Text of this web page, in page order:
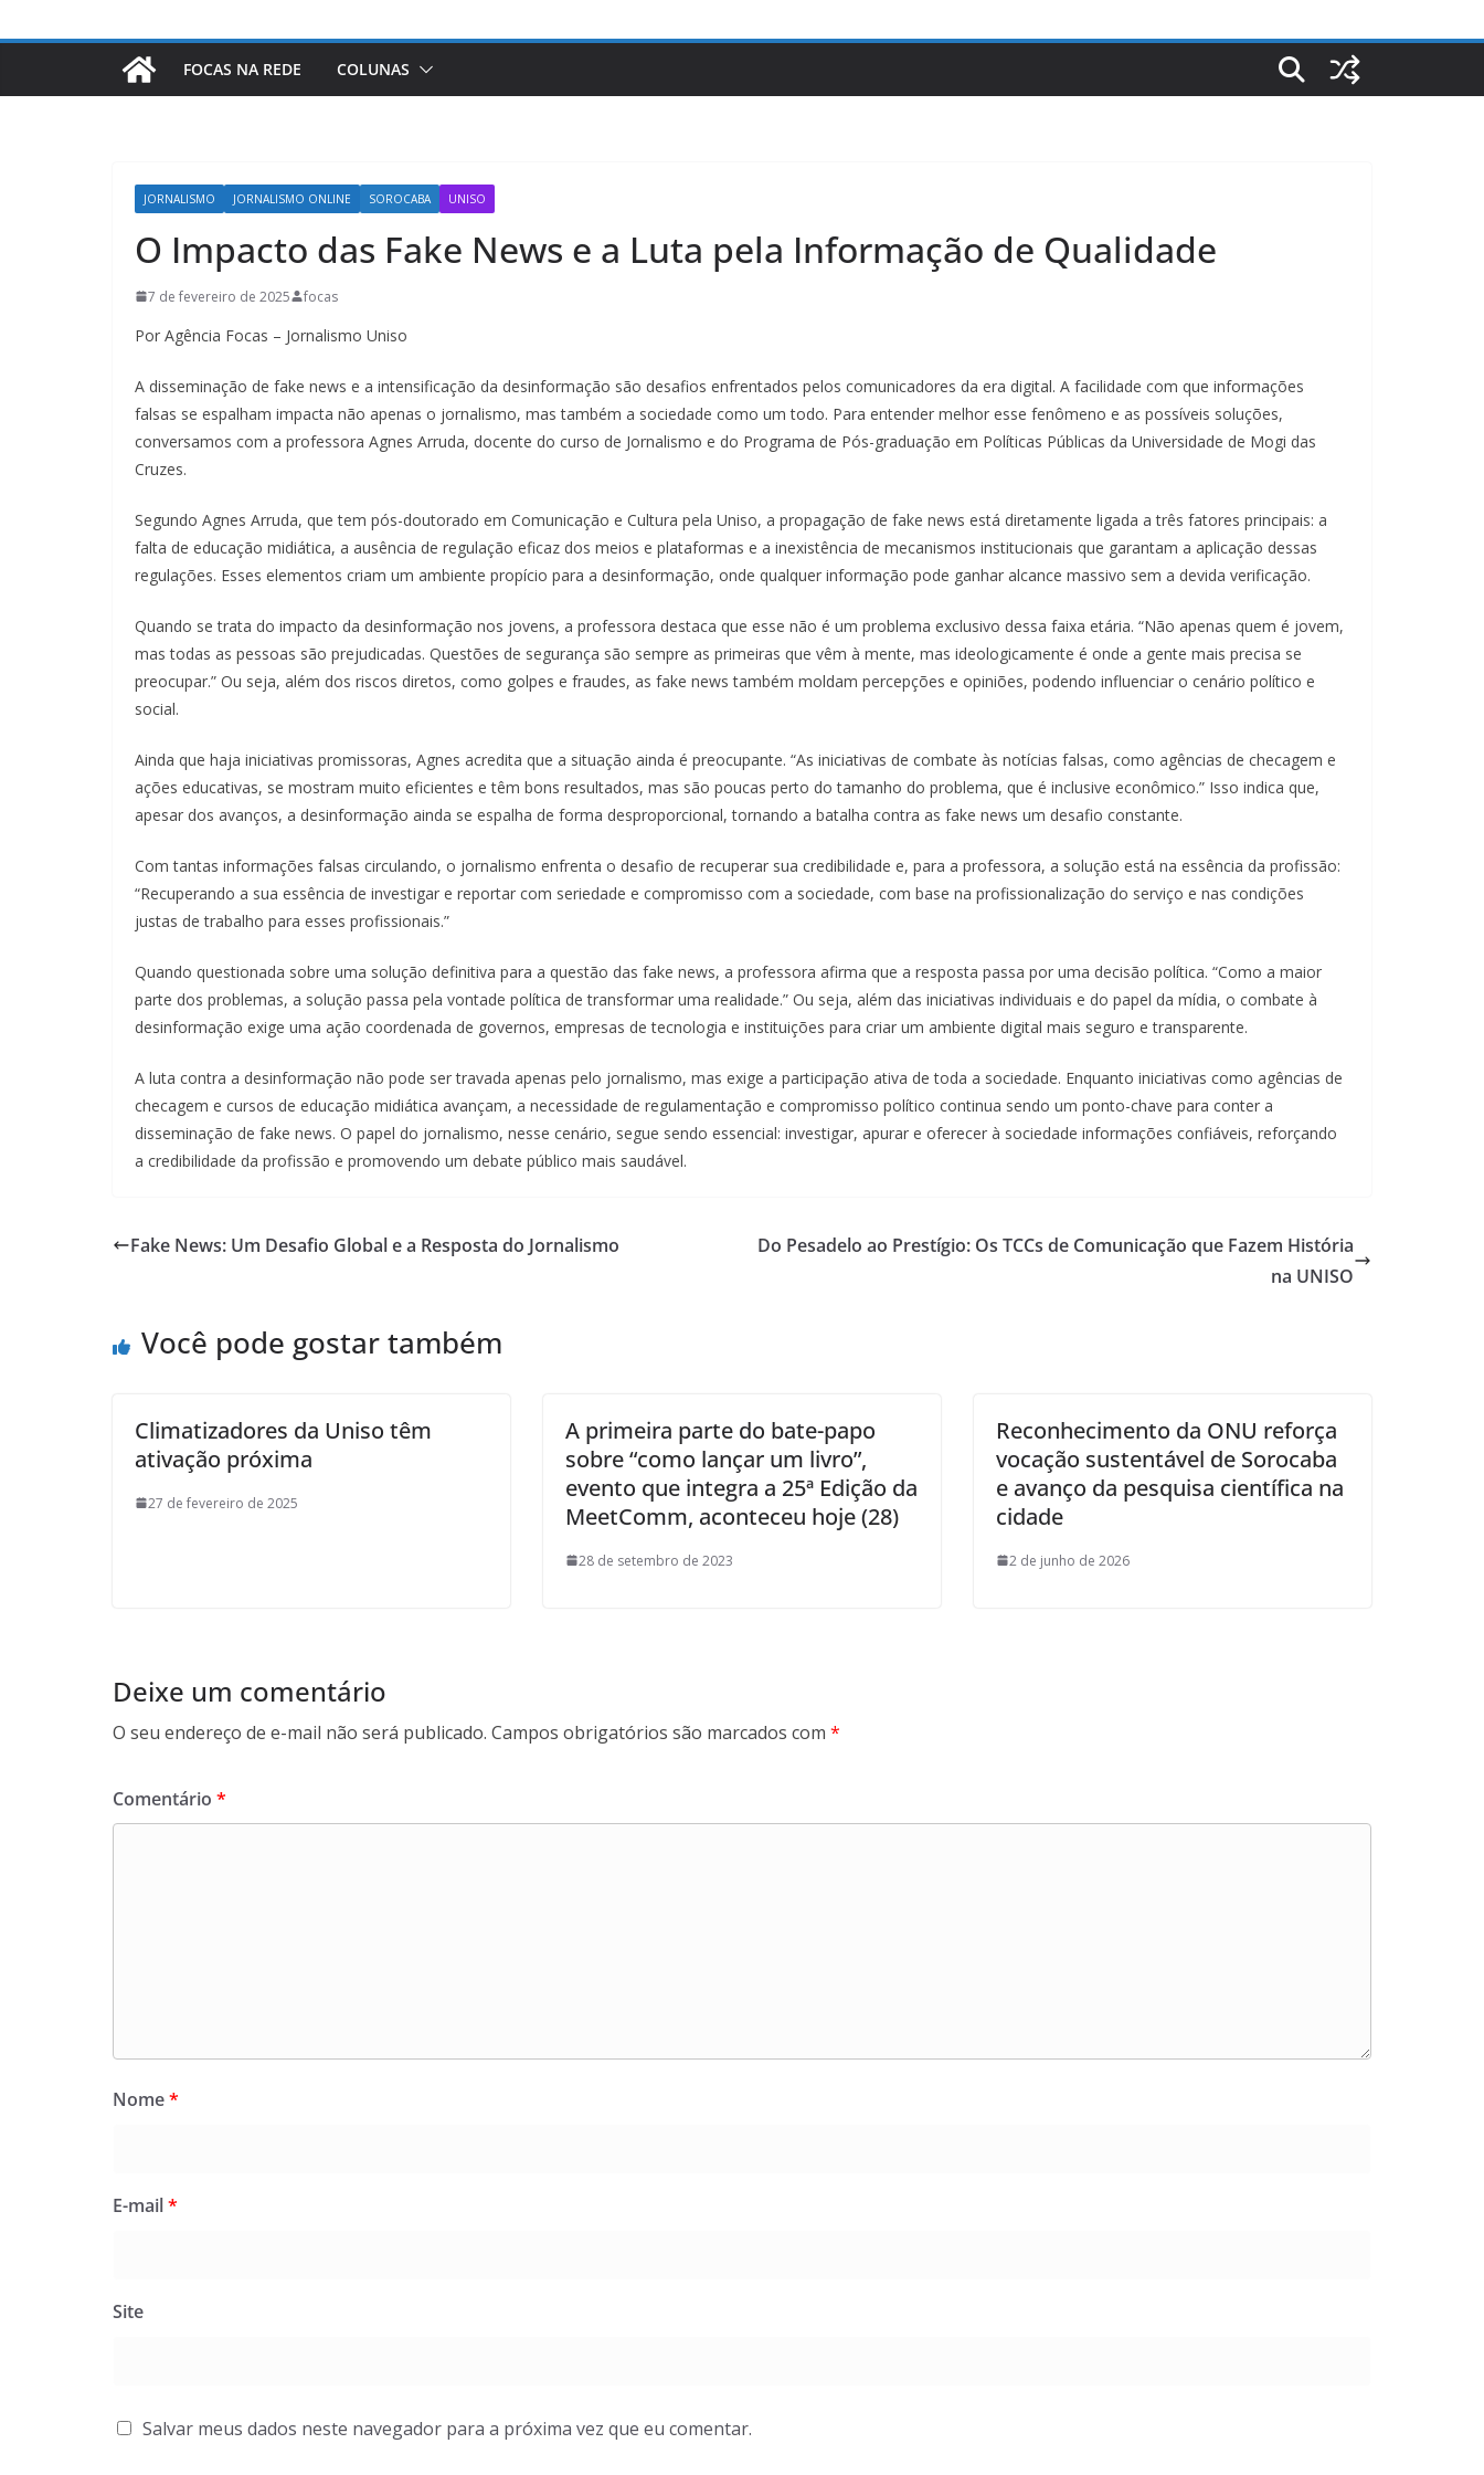
FOCAS NA REDE COLUNAS
JORNALISMO JORNALISMO ONLINE SOROCABA UNISO
O Impacto das Fake News e a Luta pela Informação de Qualidade
7 de fevereiro de 2025 focas
Por Agência Focas – Jornalismo Uniso
A disseminação de fake news e a intensificação da desinformação são desafios enfrentados pelos comunicadores da era digital. A facilidade com que informações
falsas se espalham impacta não apenas o jornalismo, mas também a sociedade como um todo. Para entender melhor esse fenômeno e as possíveis soluções,
conversamos com a professora Agnes Arruda, docente do curso de Jornalismo e do Programa de Pós-graduação em Políticas Públicas da Universidade de Mogi das
Cruzes.
Segundo Agnes Arruda, que tem pós-doutorado em Comunicação e Cultura pela Uniso, a propagação de fake news está diretamente ligada a três fatores principais: a
falta de educação midiática, a ausência de regulação eficaz dos meios e plataformas e a inexistência de mecanismos institucionais que garantam a aplicação dessas
regulações. Esses elementos criam um ambiente propício para a desinformação, onde qualquer informação pode ganhar alcance massivo sem a devida verificação.
Quando se trata do impacto da desinformação nos jovens, a professora destaca que esse não é um problema exclusivo dessa faixa etária. “Não apenas quem é jovem,
mas todas as pessoas são prejudicadas. Questões de segurança são sempre as primeiras que vêm à mente, mas ideologicamente é onde a gente mais precisa se
preocupar.” Ou seja, além dos riscos diretos, como golpes e fraudes, as fake news também moldam percepções e opiniões, podendo influenciar o cenário político e
social.
Ainda que haja iniciativas promissoras, Agnes acredita que a situação ainda é preocupante. “As iniciativas de combate às notícias falsas, como agências de checagem e
ações educativas, se mostram muito eficientes e têm bons resultados, mas são poucas perto do tamanho do problema, que é inclusive econômico.” Isso indica que,
apesar dos avanços, a desinformação ainda se espalha de forma desproporcional, tornando a batalha contra as fake news um desafio constante.
Com tantas informações falsas circulando, o jornalismo enfrenta o desafio de recuperar sua credibilidade e, para a professora, a solução está na essência da profissão:
“Recuperando a sua essência de investigar e reportar com seriedade e compromisso com a sociedade, com base na profissionalização do serviço e nas condições
justas de trabalho para esses profissionais.”
Quando questionada sobre uma solução definitiva para a questão das fake news, a professora afirma que a resposta passa por uma decisão política. “Como a maior
parte dos problemas, a solução passa pela vontade política de transformar uma realidade.” Ou seja, além das iniciativas individuais e do papel da mídia, o combate à
desinformação exige uma ação coordenada de governos, empresas de tecnologia e instituições para criar um ambiente digital mais seguro e transparente.
A luta contra a desinformação não pode ser travada apenas pelo jornalismo, mas exige a participação ativa de toda a sociedade. Enquanto iniciativas como agências de
checagem e cursos de educação midiática avançam, a necessidade de regulamentação e compromisso político continua sendo um ponto-chave para conter a
disseminação de fake news. O papel do jornalismo, nesse cenário, segue sendo essencial: investigar, apurar e oferecer à sociedade informações confiáveis, reforçando
a credibilidade da profissão e promovendo um debate público mais saudável.
Fake News: Um Desafio Global e a Resposta do Jornalismo
Do Pesadelo ao Prestígio: Os TCCs de Comunicação que Fazem História
na UNISO
Você pode gostar também
Climatizadores da Uniso têm
ativação próxima
27 de fevereiro de 2025
A primeira parte do bate-papo
sobre “como lançar um livro”,
evento que integra a 25ª Edição da
MeetComm, aconteceu hoje (28)
28 de setembro de 2023
Reconhecimento da ONU reforça
vocação sustentável de Sorocaba
e avanço da pesquisa científica na
cidade
2 de junho de 2026
Deixe um comentário
O seu endereço de e-mail não será publicado. Campos obrigatórios são marcados com *
Comentário *
Nome*
E-mail*
Site
Salvar meus dados neste navegador para a próxima vez que eu comentar.